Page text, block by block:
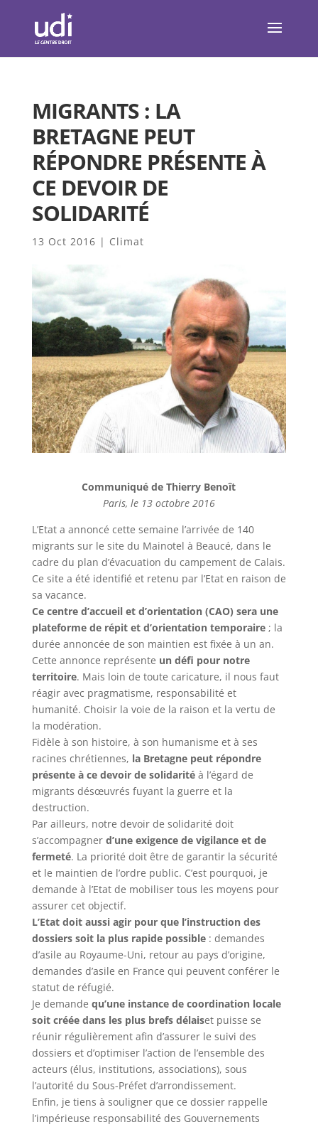
MIGRANTS : LA
BRETAGNE PEUT
RÉPONDRE PRÉSENTE À
CE DEVOIR DE
SOLIDARITÉ
13 Oct 2016 | Climat
Communiqué de Thierry Benoît
Paris, le 13 octobre 2016
L’Etat a annoncé cette semaine l’arrivée de 140
migrants sur le site du Mainotel à Beaucé, dans le
cadre du plan d’évacuation du campement de Calais.
Ce site a été identifié et retenu par l’Etat en raison de
sa vacance.
Ce centre d’accueil et d’orientation (CAO) sera une
plateforme de répit et d’orientation temporaire; la
durée annoncée de son maintien est fixée à un an.
Cette annonce représente un défi pour notre
territoire. Mais loin de toute caricature, il nous faut
réagir avec pragmatisme, responsabilité et
humanité. Choisir la voie de la raison et la vertu de
la modération.
Fidèle à son histoire, à son humanisme et à ses
racines chrétiennes, la Bretagne peut répondre
présente à ce devoir de solidaritéà l’égard de
migrants désœuvrés fuyant la guerre et la
destruction.
Par ailleurs, notre devoir de solidarité doit
s’accompagner d’une exigence de vigilance et de
fermeté. La priorité doit être de garantir la sécurité
et le maintien de l’ordre public. C’est pourquoi, je
demande à l’Etat de mobiliser tous les moyens pour
assurer cet objectif.
L’Etat doit aussi agir pour que l’instruction des
dossiers soit la plus rapide possible: demandes
d’asile au Royaume-Uni, retour au pays d’origine,
demandes d’asile en France qui peuvent conférer le
statut de réfugié.
Je demande qu’une instance de coordination locale
soit créée dans les plus brefs délaiset puisse se
réunir régulièrement afin d’assurer le suivi des
dossiers et d’optimiser l’action de l’ensemble des
acteurs (élus, institutions, associations), sous
l’autorité du Sous-Préfet d’arrondissement.
Enfin, je tiens à souligner que ce dossier rappelle
l’impérieuse responsabilité des Gouvernements